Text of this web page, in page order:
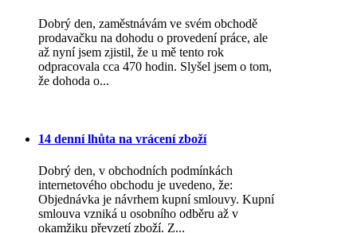
Dobrý den, zaměstnávám ve svém obchodě
prodavačku na dohodu o provedení práce, ale
až nyní jsem zjistil, že u mě tento rok
odpracovala cca 470 hodin. Slyšel jsem o tom,
že dohoda o...
14 denní lhůta na vrácení zboží
Dobrý den, v obchodních podmínkách
internetového obchodu je uvedeno, že:
Objednávka je návrhem kupní smlouvy. Kupní
smlouva vzniká u osobního odběru až v
okamžiku převzetí zboží. Z...